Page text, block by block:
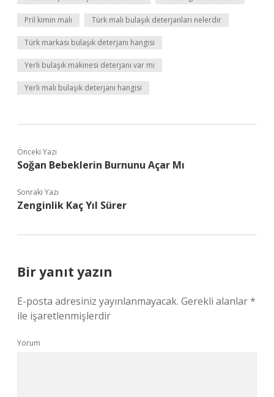
Pril kimin malı Türk malı bulaşık deterjanları nelerdir
Türk markası bulaşık deterjanı hangisi
Yerli bulaşık makinesi deterjanı var mı
Yerli malı bulaşık deterjanı hangisi
Önceki Yazı
Soğan Bebeklerin Burnunu Açar Mı
Sonraki Yazı
Zenginlik Kaç Yıl Sürer
Bir yanıt yazın
E-posta adresiniz yayınlanmayacak. Gerekli alanlar*
ile işaretlenmişlerdir
Yorum